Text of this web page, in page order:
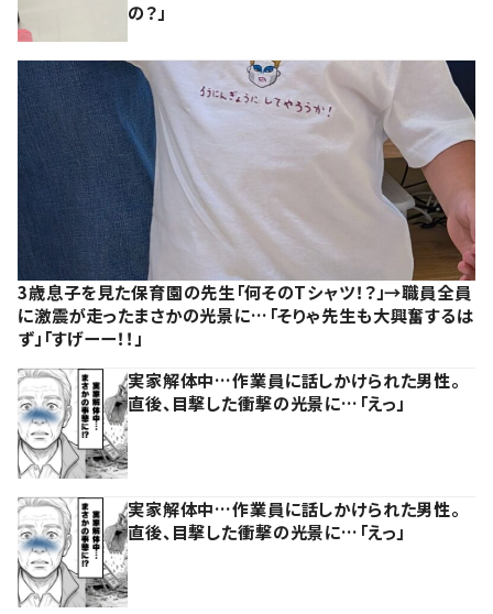
の？」
3歳息子を見た保育園の先生「何そのTシャツ！？」→職員全員
に激震が走ったまさかの光景に…「そりゃ先生も大興奮するは
ず」「すげーー！！」
実家解体中…作業員に話しかけられた男性。
直後、目撃した衝撃の光景に…「えっ」
実家解体中…作業員に話しかけられた男性。
直後、目撃した衝撃の光景に…「えっ」